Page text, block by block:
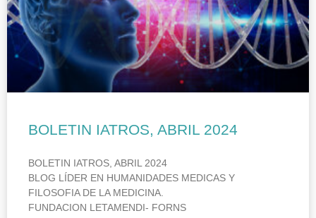
BOLETIN IATROS, ABRIL 2024
BOLETIN IATROS, ABRIL 2024
BLOG LÍDER EN HUMANIDADES MEDICAS Y
FILOSOFIA DE LA MEDICINA.
FUNDACION LETAMENDI- FORNS